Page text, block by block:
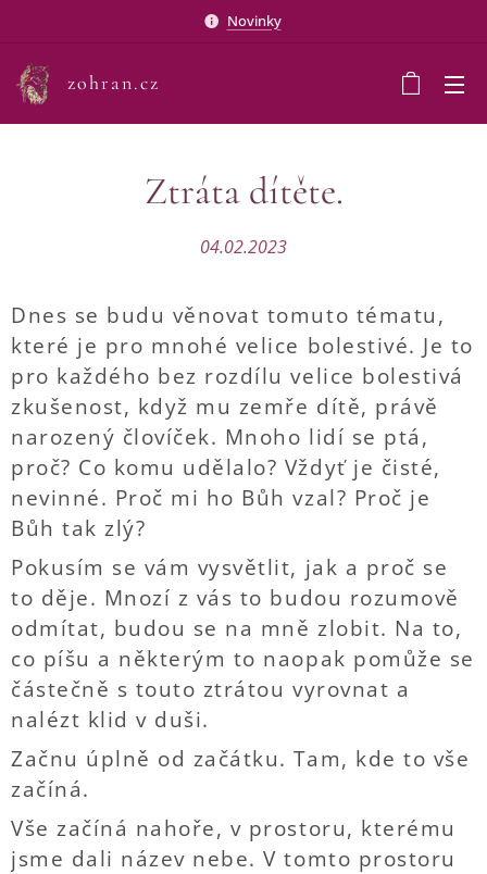
Novinky
zohran.cz
Ztráta dítěte.
04.02.2023
Dnes se budu věnovat tomuto tématu,
které je pro mnohé velice bolestivé. Je to
pro každého bez rozdílu velice bolestivá
zkušenost, když mu zemře dítě, právě
narozený človíček. Mnoho lidí se ptá,
proč? Co komu udělalo? Vždyť je čisté,
nevinné. Proč mi ho Bůh vzal? Proč je
Bůh tak zlý?
Pokusím se vám vysvětlit, jak a proč se
to děje. Mnozí z vás to budou rozumově
odmítat, budou se na mně zlobit. Na to,
co píšu a některým to naopak pomůže se
částečně s touto ztrátou vyrovnat a
nalézt klid v duši.
Začnu úplně od začátku. Tam, kde to vše
začíná.
Vše začíná nahoře, v prostoru, kterému
jsme dali název nebe. V tomto prostoru